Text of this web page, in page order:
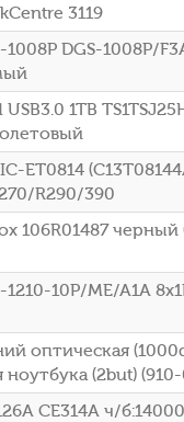
3119
DGS-1008P/
1TB
ET0814
R290/390
106R01487 черный
10P/ME/A1A
оптическая
ноутбука (2but)
CE314A ч/